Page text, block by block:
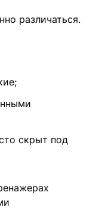
различаться.
скрыт под